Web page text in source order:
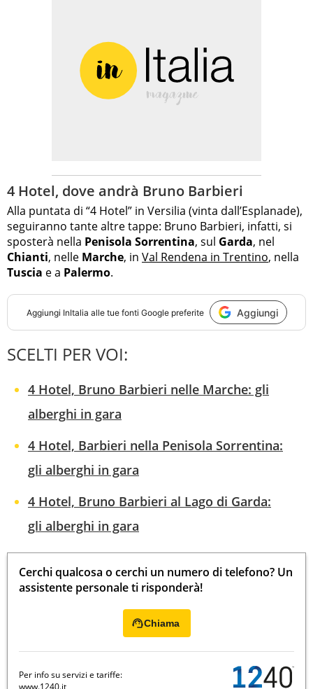
4 Hotel, dove andrà Bruno Barbieri
Alla puntata di “4 Hotel” in Versilia (vinta dall’Esplanade),
seguiranno tante altre tappe: Bruno Barbieri, infatti, si
sposterà nella Penisola Sorrentina, sul Garda, nel
Chianti, nelle Marche, in Val Rendena in Trentino, nella
Tuscia e a Palermo.
Aggiungi InItalia alle tue fonti Google preferite Aggiungi
SCELTI PER VOI:
4 Hotel, Bruno Barbieri nelle Marche: gli
alberghi in gara
4 Hotel, Barbieri nella Penisola Sorrentina:
gli alberghi in gara
4 Hotel, Bruno Barbieri al Lago di Garda:
gli alberghi in gara
Cerchi qualcosa o cerchi un numero di telefono? Un
assistente personale ti risponderà!
Chiama
Per info su servizi e tariffe: